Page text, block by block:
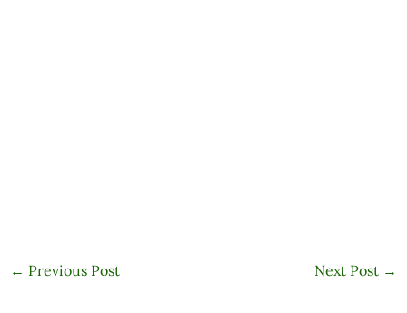
← Previous Post Next Post →